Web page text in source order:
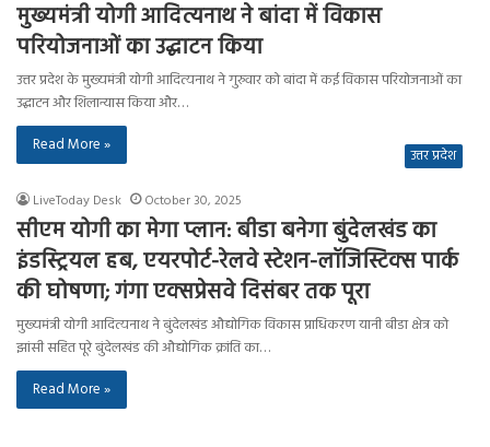
मुख्यमंत्री योगी आदित्यनाथ ने बांदा में विकास
परियोजनाओं का उद्घाटन किया
उत्तर प्रदेश के मुख्यमंत्री योगी आदित्यनाथ ने गुरुवार को बांदा में कई विकास परियोजनाओं का
उद्घाटन और शिलान्यास किया और…
Read More »
उत्तर प्रदेश
LiveToday Desk October 30, 2025
सीएम योगी का मेगा प्लान: बीडा बनेगा बुंदेलखंड का
इंडस्ट्रियल हब, एयरपोर्ट-रेलवे स्टेशन-लॉजिस्टिक्स पार्क
की घोषणा; गंगा एक्सप्रेसवे दिसंबर तक पूरा
मुख्यमंत्री योगी आदित्यनाथ ने बुंदेलखंड औद्योगिक विकास प्राधिकरण यानी बीडा क्षेत्र को
झांसी सहित पूरे बुंदेलखंड की औद्योगिक क्रांति का…
Read More »